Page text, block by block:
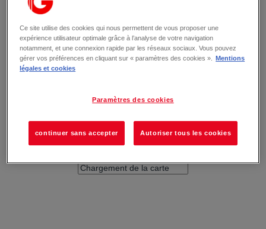
ACCÉDER À GENERALE D'OPTIQUE — AIX-EN-
PROVENCE
Ce site utilise des cookies qui nous permettent de vous proposer une
expérience utilisateur optimale grâce à l’analyse de votre navigation
notamment, et une connexion rapide par les réseaux sociaux. Vous pouvez
gérer vos préférences en cliquant sur « paramètres des cookies ».
Mentions
légales et cookies
Paramètres des cookies
continuer sans accepter Autoriser tous les cookies